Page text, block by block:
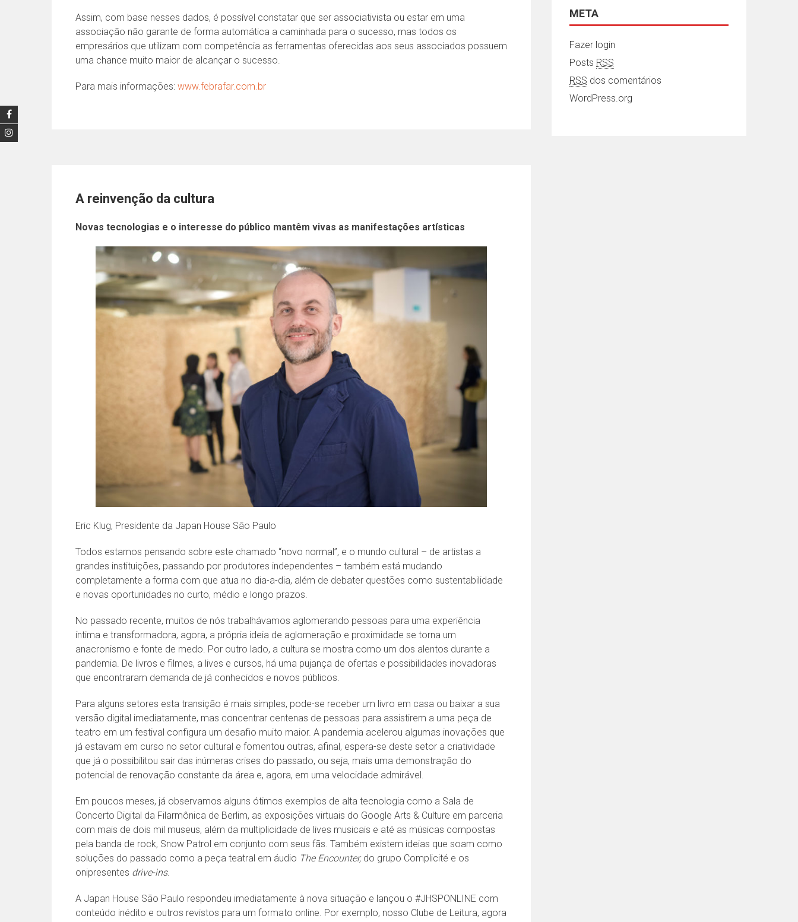
Assim, com base nesses dados, é possível constatar que ser associativista ou estar em uma
associação não garante de forma automática a caminhada para o sucesso, mas todos os
empresários que utilizam com competência as ferramentas oferecidas aos seus associados possuem
uma chance muito maior de alcançar o sucesso.
Para mais informações: www.febrafar.com.br
A reinvenção da cultura
Novas tecnologias e o interesse do público mantêm vivas as manifestações artísticas
Eric Klug, Presidente da Japan House São Paulo
Todos estamos pensando sobre este chamado “novo normal”, e o mundo cultural – de artistas a
grandes instituições, passando por produtores independentes – também está mudando
completamente a forma com que atua no dia-a-dia, além de debater questões como sustentabilidade
e novas oportunidades no curto, médio e longo prazos.
No passado recente, muitos de nós trabalhávamos aglomerando pessoas para uma experiência
íntima e transformadora, agora, a própria ideia de aglomeração e proximidade se torna um
anacronismo e fonte de medo. Por outro lado, a cultura se mostra como um dos alentos durante a
pandemia. De livros e filmes, a lives e cursos, há uma pujança de ofertas e possibilidades inovadoras
que encontraram demanda de já conhecidos e novos públicos.
Para alguns setores esta transição é mais simples, pode-se receber um livro em casa ou baixar a sua
versão digital imediatamente, mas concentrar centenas de pessoas para assistirem a uma peça de
teatro em um festival configura um desafio muito maior. A pandemia acelerou algumas inovações que
já estavam em curso no setor cultural e fomentou outras, afinal, espera-se deste setor a criatividade
que já o possibilitou sair das inúmeras crises do passado, ou seja, mais uma demonstração do
potencial de renovação constante da área e, agora, em uma velocidade admirável.
Em poucos meses, já observamos alguns ótimos exemplos de alta tecnologia como a Sala de
Concerto Digital da Filarmônica de Berlim, as exposições virtuais do Google Arts & Culture em parceria
com mais de dois mil museus, além da multiplicidade de lives musicais e até as músicas compostas
pela banda de rock, Snow Patrol em conjunto com seus fãs. Também existem ideias que soam como
soluções do passado como a peça teatral em áudio The Encounter, do grupo Complicité e os
onipresentes drive-ins.
A Japan House São Paulo respondeu imediatamente à nova situação e lançou o #JHSPONLINE com
conteúdo inédito e outros revistos para um formato online. Por exemplo, nosso Clube de Leitura, agora
META
Fazer login
Posts RSS
RSS dos comentários
WordPress.org